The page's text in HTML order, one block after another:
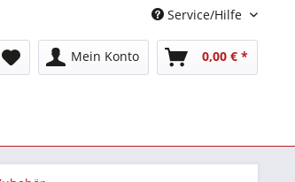
Service/Hilfe
Mein Konto 0,00 € *